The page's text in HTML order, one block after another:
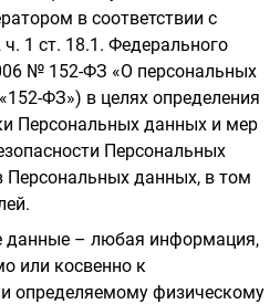
в соответствии с
1 ст. 18.1. Федерального
№ 152-ФЗ «О персональных
ФЗ») в целях определения
Персональных данных и мер
Персональных
Персональных данных, в том
данные – любая информация,
или косвенно к
определяемому физическому